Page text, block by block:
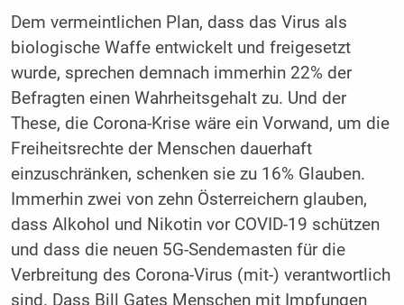
Dem vermeintlichen Plan, dass das Virus als
biologische Waffe entwickelt und freigesetzt
wurde, sprechen demnach immerhin 22% der
Befragten einen Wahrheitsgehalt zu. Und der
These, die Corona-Krise wäre ein Vorwand, um die
Freiheitsrechte der Menschen dauerhaft
einzuschränken, schenken sie zu 16% Glauben.
Immerhin zwei von zehn Österreichern glauben,
dass Alkohol und Nikotin vor COVID-19 schützen
und dass die neuen 5G-Sendemasten für die
Verbreitung des Corona-Virus (mit-) verantwortlich
sind. Dass Bill Gates Menschen mit Impfungen